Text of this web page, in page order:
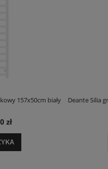
157x50cm biały
zł
Deante Silia